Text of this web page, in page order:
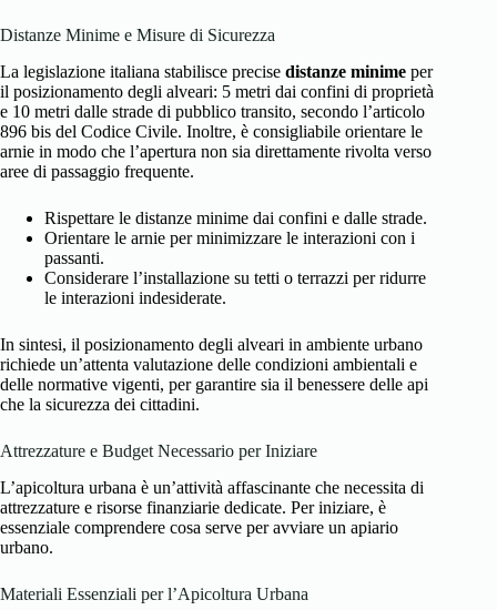
Distanze Minime e Misure di Sicurezza
La legislazione italiana stabilisce precise distanze minime per
il posizionamento degli alveari: 5 metri dai confini di proprietà
e 10 metri dalle strade di pubblico transito, secondo l’articolo
896 bis del Codice Civile. Inoltre, è consigliabile orientare le
arnie in modo che l’apertura non sia direttamente rivolta verso
aree di passaggio frequente.
Rispettare le distanze minime dai confini e dalle strade.
Orientare le arnie per minimizzare le interazioni con i
passanti.
Considerare l’installazione su tetti o terrazzi per ridurre
le interazioni indesiderate.
In sintesi, il posizionamento degli alveari in ambiente urbano
richiede un’attenta valutazione delle condizioni ambientali e
delle normative vigenti, per garantire sia il benessere delle api
che la sicurezza dei cittadini.
Attrezzature e Budget Necessario per Iniziare
L’apicoltura urbana è un’attività affascinante che necessita di
attrezzature e risorse finanziarie dedicate. Per iniziare, è
essenziale comprendere cosa serve per avviare un apiario
urbano.
Materiali Essenziali per l’Apicoltura Urbana